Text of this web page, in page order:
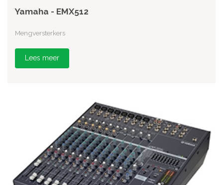
Yamaha - EMX512
Mengversterkers
Lees meer